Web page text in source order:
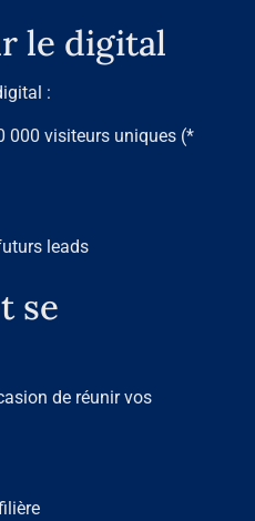
le digital
:
000 visiteurs uniques (*
leads
se
de réunir vos